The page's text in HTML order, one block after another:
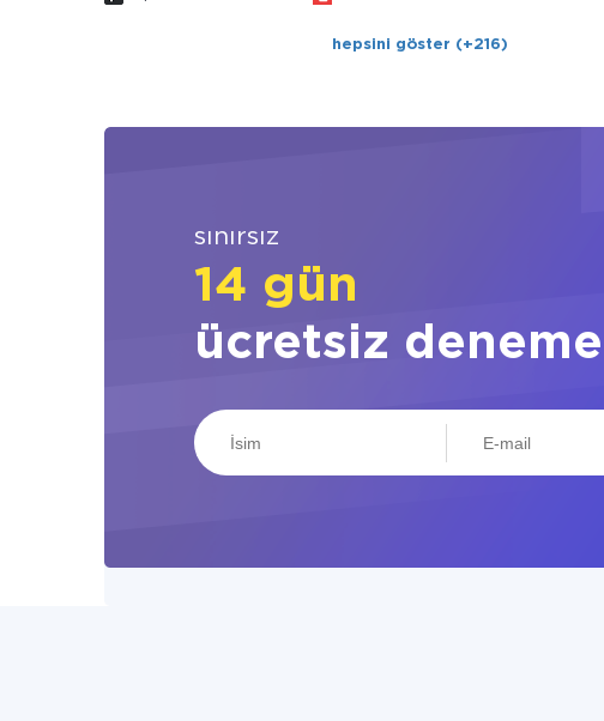
hepsini göster (+216)
sınırsız
14 gün
ücretsiz deneme